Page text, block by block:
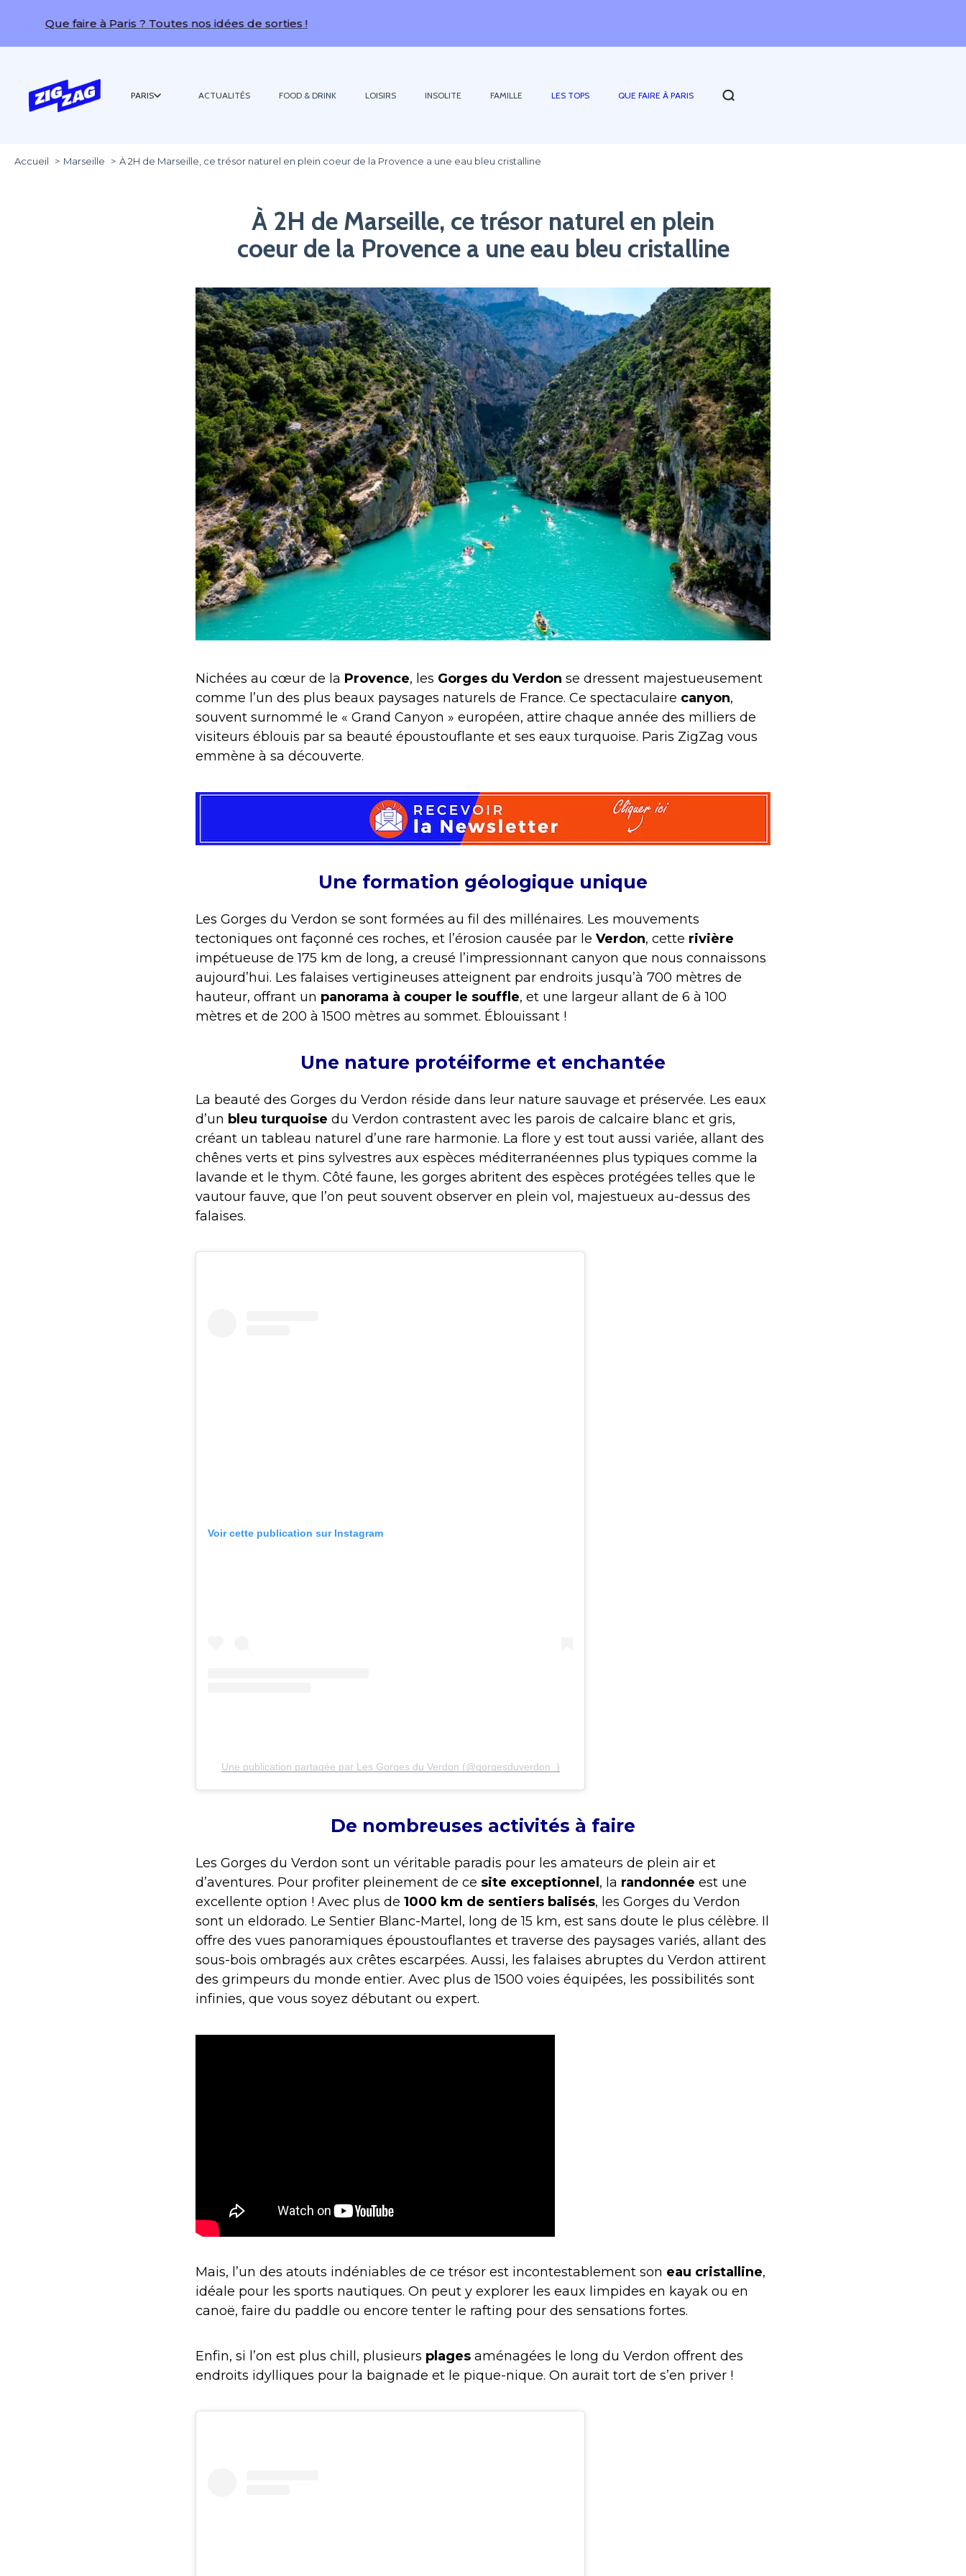
faire à Paris ? Toutes nos idées de sorties !
PARIS ACTUALITÉS FOOD & DRINK LOISIRS INSOLITE FAMILLE LES TOPS QUE FAIRE À PARIS
Accueil Marseille À 2H de Marseille, ce trésor naturel en plein coeur de la Provence a une eau bleu cristalline
À 2H de Marseille, ce trésor naturel en plein
coeur de la Provence a une eau bleu cristalline
Nichées au cœur de la Provence, les Gorges du Verdon se dressent majestueusement
comme l’un des plus beaux paysages naturels de France. Ce spectaculaire canyon,
souvent surnommé le « Grand Canyon » européen, attire chaque année des milliers de
visiteurs éblouis par sa beauté époustouflante et ses eaux turquoise. Paris ZigZag vous
emmène à sa découverte.
Une formation géologique unique
Les Gorges du Verdon se sont formées au fil des millénaires. Les mouvements
tectoniques ont façonné ces roches, et l’érosion causée par le Verdon, cette rivière
impétueuse de 175 km de long, a creusé l’impressionnant canyon que nous connaissons
aujourd’hui. Les falaises vertigineuses atteignent par endroits jusqu’à 700 mètres de
hauteur, offrant un panorama à couper le souffle, et une largeur allant de 6 à 100
mètres et de 200 à 1500 mètres au sommet. Éblouissant !
Une nature protéiforme et enchantée
La beauté des Gorges du Verdon réside dans leur nature sauvage et préservée. Les eaux
d’un bleu turquoise du Verdon contrastent avec les parois de calcaire blanc et gris,
créant un tableau naturel d’une rare harmonie. La flore y est tout aussi variée, allant des
chênes verts et pins sylvestres aux espèces méditerranéennes plus typiques comme la
lavande et le thym. Côté faune, les gorges abritent des espèces protégées telles que le
vautour fauve, que l’on peut souvent observer en plein vol, majestueux au-dessus des
falaises.
Voir cette publication sur Instagram
Une publication partagée par Les Gorges du Verdon (@gorgesduverdon_)
De nombreuses activités à faire
Les Gorges du Verdon sont un véritable paradis pour les amateurs de plein air et
d’aventures. Pour profiter pleinement de ce site exceptionnel, la randonnée est une
excellente option ! Avec plus de 1000 km de sentiers balisés, les Gorges du Verdon
sont un eldorado. Le Sentier Blanc-Martel, long de 15 km, est sans doute le plus célèbre. Il
offre des vues panoramiques époustouflantes et traverse des paysages variés, allant des
sous-bois ombragés aux crêtes escarpées. Aussi, les falaises abruptes du Verdon attirent
des grimpeurs du monde entier. Avec plus de 1500 voies équipées, les possibilités sont
infinies, que vous soyez débutant ou expert.
Mais, l’un des atouts indéniables de ce trésor est incontestablement son eau cristalline,
idéale pour les sports nautiques. On peut y explorer les eaux limpides en kayak ou en
canoë, faire du paddle ou encore tenter le rafting pour des sensations fortes.
Enfin, si l’on est plus chill, plusieurs plages aménagées le long du Verdon offrent des
endroits idylliques pour la baignade et le pique-nique. On aurait tort de s’en priver !